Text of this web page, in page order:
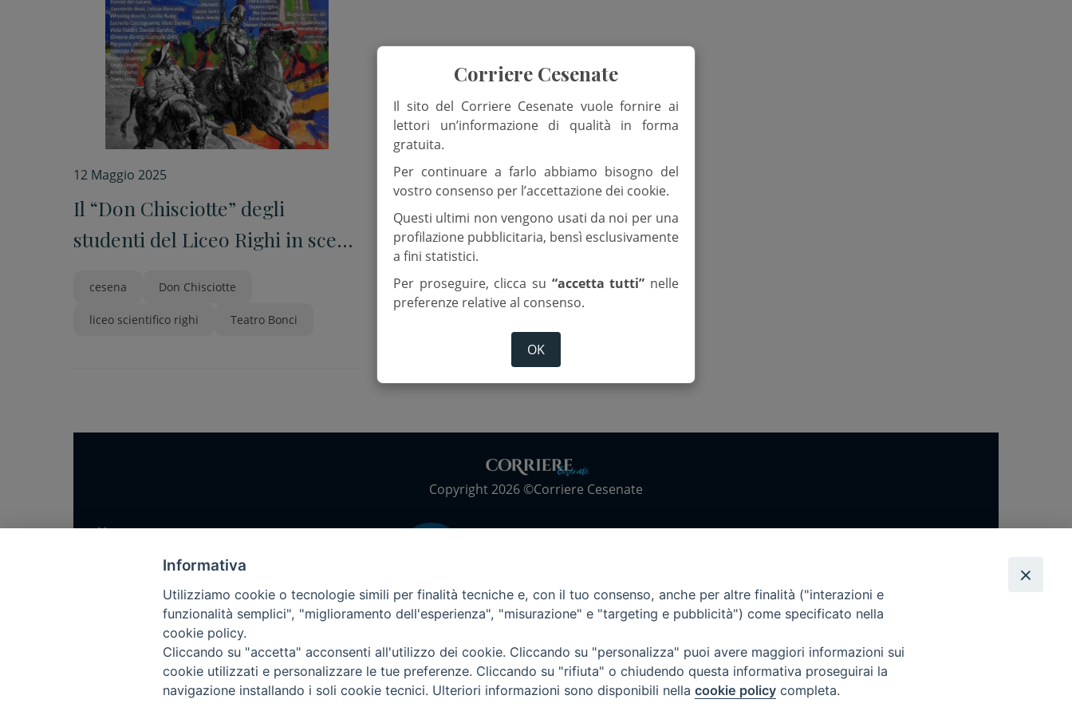
12 Maggio 2025
Il “Don Chisciotte” degli
studenti del Liceo Righi in scena
cesena Don Chisciotte
liceo scientifico righi Teatro Bonci
Copyright 2026 ©Corriere Cesenate
Home
Come abbonarsi
Corriere Cesenate
Il sito del Corriere Cesenate vuole fornire ai
lettori un’informazione di qualità in forma
gratuita.
Per continuare a farlo abbiamo bisogno del
vostro consenso per l’accettazione dei cookie.
Questi ultimi non vengono usati da noi per una
profilazione pubblicitaria, bensì esclusivamente
a fini statistici.
Per proseguire, clicca su “accetta tutti” nelle
preferenze relative al consenso.
OK
Informativa
Utilizziamo cookie o tecnologie simili per finalità tecniche e, con il tuo consenso, anche per altre finalità ("interazioni e
funzionalità semplici", "miglioramento dell'esperienza", "misurazione" e "targeting e pubblicità") come specificato nella
cookie policy.
Cliccando su "accetta" acconsenti all'utilizzo dei cookie. Cliccando su "personalizza" puoi avere maggiori informazioni sui
cookie utilizzati e personalizzare le tue preferenze. Cliccando su "rifiuta" o chiudendo questa informativa proseguirai la
navigazione installando i soli cookie tecnici. Ulteriori informazioni sono disponibili nella cookie policy completa.